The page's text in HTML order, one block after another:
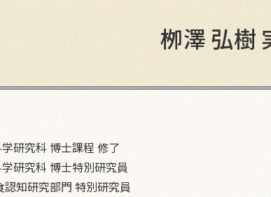
栁澤 弘樹
研究科 博士課程 修了
研究科 博士特別研究員
知研究部門 特別研究員